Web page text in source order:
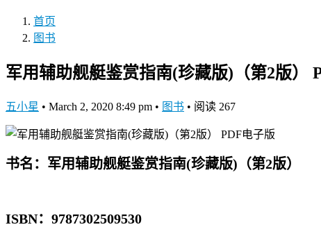
首页
图书
军用辅助舰艇鉴赏指南(珍藏版)（第2版）
五小星 • March 2, 2020 8:49 pm • 图书 • 阅读 267
书名： 军用辅助舰艇鉴赏指南(珍藏版)（第2版）
ISBN：9787302509530